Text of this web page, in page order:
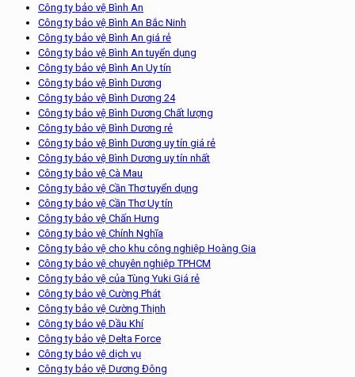
Công ty bảo vệ Bình An
Công ty bảo vệ Bình An Bắc Ninh
Công ty bảo vệ Bình An giá rẻ
Công ty bảo vệ Bình An tuyển dụng
Công ty bảo vệ Bình An Uy tín
Công ty bảo vệ Bình Dương
Công ty bảo vệ Bình Dương 24
Công ty bảo vệ Bình Dương Chất lượng
Công ty bảo vệ Bình Dương rẻ
Công ty bảo vệ Bình Dương uy tín giá rẻ
Công ty bảo vệ Bình Dương uy tín nhất
Công ty bảo vệ Cà Mau
Công ty bảo vệ Cần Thơ tuyển dụng
Công ty bảo vệ Cần Thơ Uy tín
Công ty bảo vệ Chấn Hưng
Công ty bảo vệ Chính Nghĩa
Công ty bảo vệ cho khu công nghiệp Hoàng Gia
Công ty bảo vệ chuyên nghiệp TPHCM
Công ty bảo vệ của Tùng Yuki Giá rẻ
Công ty bảo vệ Cường Phát
Công ty bảo vệ Cường Thịnh
Công ty bảo vệ Dầu Khí
Công ty bảo vệ Delta Force
Công ty bảo vệ dịch vụ
Công ty bảo vệ Dương Đông